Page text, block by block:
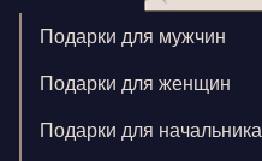
Корнилова В.
Ларионова С.
Левушкина Н.
Подарки для мужчин
Подарки для женщин
Подарки для начальника